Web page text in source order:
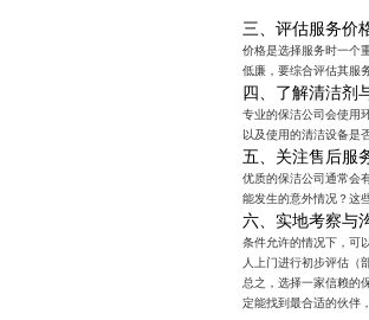
三、评估服务价
价格是选择服务时一个
低廉，要综合评估其服
四、了解清洁剂
专业的保洁公司会使用
以及使用的清洁设备是
五、关注售后服
优质的保洁公司通常会
能发生的意外情况？这
六、实地考察与
条件允许的情况下，可
人上门进行初步评估（
总之，选择一家信赖的
定能找到最合适的伙伴